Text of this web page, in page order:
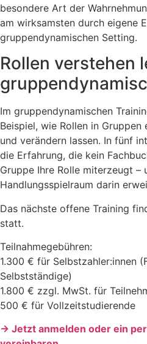
besondere Art der
am wirksamsten durch eigene
gruppendynamischen Setting.
Rollen verstehen
Im gruppendynamischen
Beispiel, wie Rollen in
und verändern lassen. In fünf
die Erfahrung, die kein
Gruppe Ihre Rolle miterzeugt –
Handlungsspielraum darin
Das nächste offene Training
statt.
Teilnahmegebühren:
1.300 € für Selbstzahler:innen
Selbstständige)
1.800 € zzgl. MwSt. für
500 € für Vollzeitstudierende
→ Jetzt anmelden oder ein